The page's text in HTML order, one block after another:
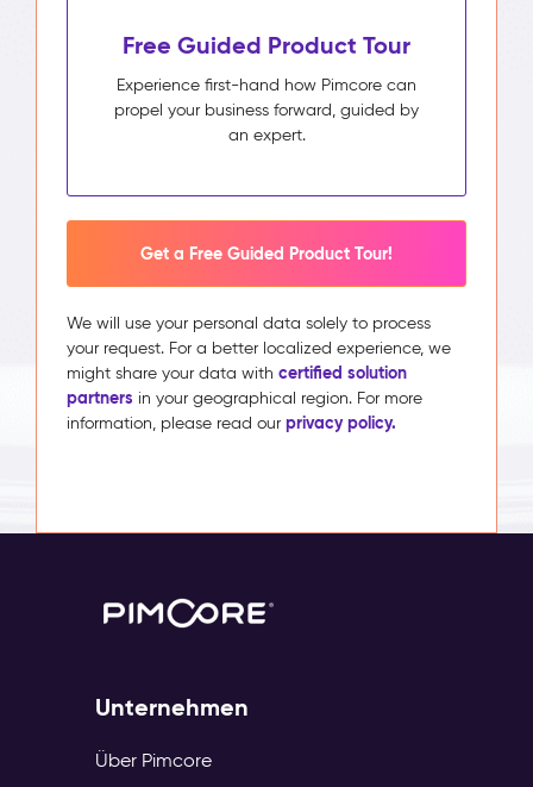
Free Guided Product Tour
Experience first-hand how Pimcore can
propel your business forward, guided by
an expert.
Get a Free Guided Product Tour!
We will use your personal data solely to process
your request. For a better localized experience, we
might share your data with certified solution
partners in your geographical region. For more
information, please read our privacy policy.
Unternehmen
Über Pimcore